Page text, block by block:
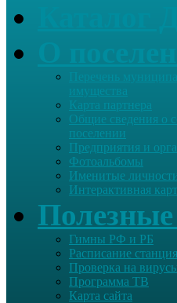
Перечень
имущества
Карта партнера
Общие сведения о
поселении
Предприятия и
Фотоальбомы
Именитые
Интерактивная
Гимны РФ и РБ
Расписание
Проверка на
Программа ТВ
Карта сайта